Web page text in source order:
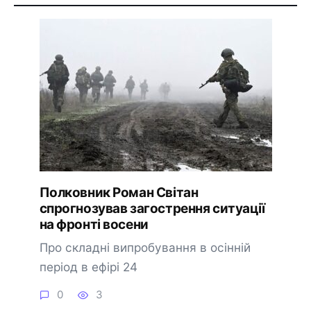
Полковник Роман Світан
спрогнозував загострення ситуації
на фронті восени
Про складні випробування в осінній
період в ефірі 24
0 3